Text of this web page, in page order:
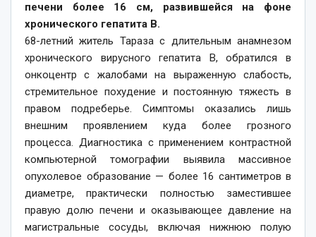
печени более 16 см, развившейся на фоне
хронического гепатита B.
68-летний житель Тараза с длительным анамнезом
хронического вирусного гепатита B, обратился в
онкоцентр с жалобами на выраженную слабость,
стремительное похудение и постоянную тяжесть в
правом подреберье. Симптомы оказались лишь
внешним проявлением куда более грозного
процесса. Диагностика с применением контрастной
компьютерной томографии выявила массивное
опухолевое образование — более 16 сантиметров в
диаметре, практически полностью заместившее
правую долю печени и оказывающее давление на
магистральные сосуды, включая нижнюю полую